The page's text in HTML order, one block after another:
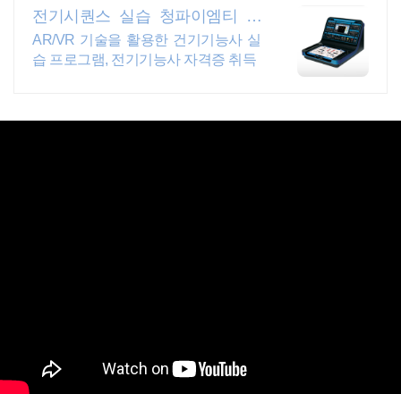
전기시퀀스 실습 청파이엠티 교
육장비 잘 만드는 업체
AR/VR 기술을 활용한 건기기능사 실
습 프로그램, 전기기능사 자격증 취득